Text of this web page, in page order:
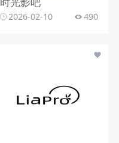
2026-02-10 490